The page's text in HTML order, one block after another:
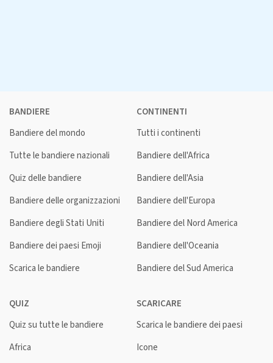
BANDIERE
Bandiere del mondo
Tutte le bandiere nazionali
Quiz delle bandiere
Bandiere delle organizzazioni
Bandiere degli Stati Uniti
Bandiere dei paesi Emoji
Scarica le bandiere
CONTINENTI
Tutti i continenti
Bandiere dell'Africa
Bandiere dell'Asia
Bandiere dell'Europa
Bandiere del Nord America
Bandiere dell'Oceania
Bandiere del Sud America
QUIZ
Quiz su tutte le bandiere
Africa
SCARICARE
Scarica le bandiere dei paesi
Icone